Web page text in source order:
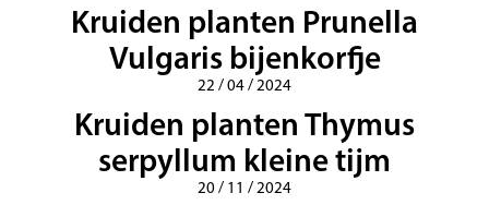
Kruiden planten Prunella
Vulgaris bijenkorfje
22 / 04 / 2024
Kruiden planten Thymus
serpyllum kleine tijm
20 / 11 / 2024